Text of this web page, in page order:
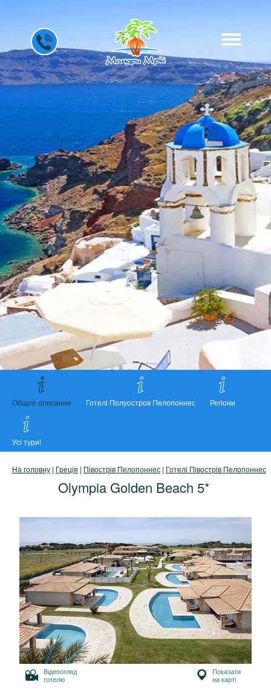
Общее описание Готелі Полуостров Пелопоннес Регіони
Усі тури!
На головну | Греція | Півострів Пелопоннес | Готелі Півострів Пелопоннес
Olympia Golden Beach 5*
Відеоогляд
готелю
Показати
на карті